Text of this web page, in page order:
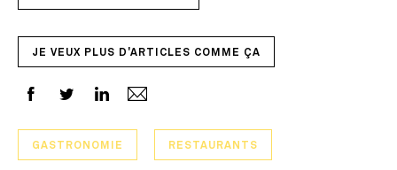
JE VEUX PLUS D'ARTICLES COMME ÇA
GASTRONOMIE RESTAURANTS